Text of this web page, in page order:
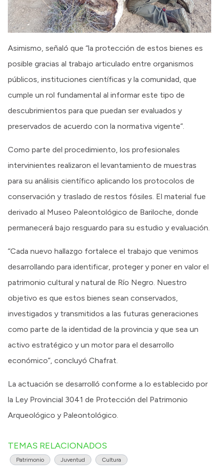
Asimismo, señaló que “la protección de estos bienes es
posible gracias al trabajo articulado entre organismos
públicos, instituciones científicas y la comunidad, que
cumple un rol fundamental al informar este tipo de
descubrimientos para que puedan ser evaluados y
preservados de acuerdo con la normativa vigente”.
Como parte del procedimiento, los profesionales
intervinientes realizaron el levantamiento de muestras
para su análisis científico aplicando los protocolos de
conservación y traslado de restos fósiles. El material fue
derivado al Museo Paleontológico de Bariloche, donde
permanecerá bajo resguardo para su estudio y evaluación.
“Cada nuevo hallazgo fortalece el trabajo que venimos
desarrollando para identificar, proteger y poner en valor el
patrimonio cultural y natural de Río Negro. Nuestro
objetivo es que estos bienes sean conservados,
investigados y transmitidos a las futuras generaciones
como parte de la identidad de la provincia y que sea un
activo estratégico y un motor para el desarrollo
económico”, concluyó Chafrat.
La actuación se desarrolló conforme a lo establecido por
la Ley Provincial 3041 de Protección del Patrimonio
Arqueológico y Paleontológico.
TEMAS RELACIONADOS
Patrimonio Juventud Cultura